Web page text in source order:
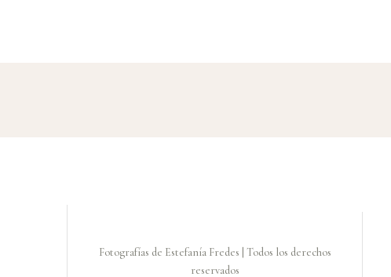
Fotografías de Estefanía Fredes | Todos los derechos
reservados